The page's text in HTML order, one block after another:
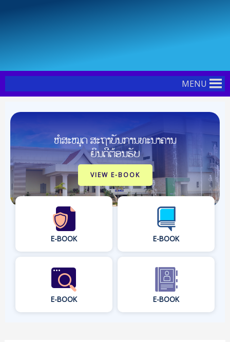
MENU
ຫໍສະໝຸດ ສະຖາບັນການທະນາຄານ
ຍິນດີຕ້ອນຮັບ
VIEW E-BOOK
E-BOOK E-BOOK
E-BOOK E-BOOK